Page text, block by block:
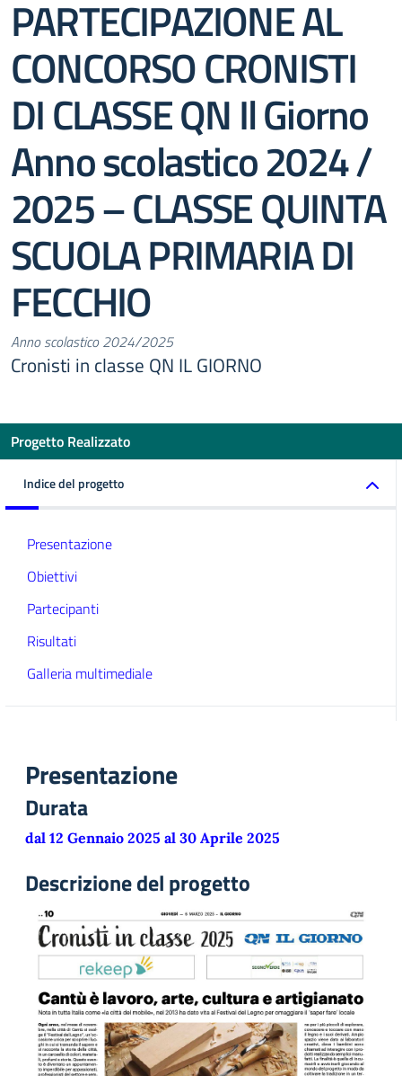
PARTECIPAZIONE AL
CONCORSO CRONISTI
DI CLASSE QN Il Giorno
Anno scolastico 2024 /
2025 – CLASSE QUINTA
SCUOLA PRIMARIA DI
FECCHIO
Anno scolastico 2024/2025
Cronisti in classe QN IL GIORNO
Progetto Realizzato
Indice del progetto
Presentazione
Obiettivi
Partecipanti
Risultati
Galleria multimediale
Presentazione
Durata
dal 12 Gennaio 2025 al 30 Aprile 2025
Descrizione del progetto